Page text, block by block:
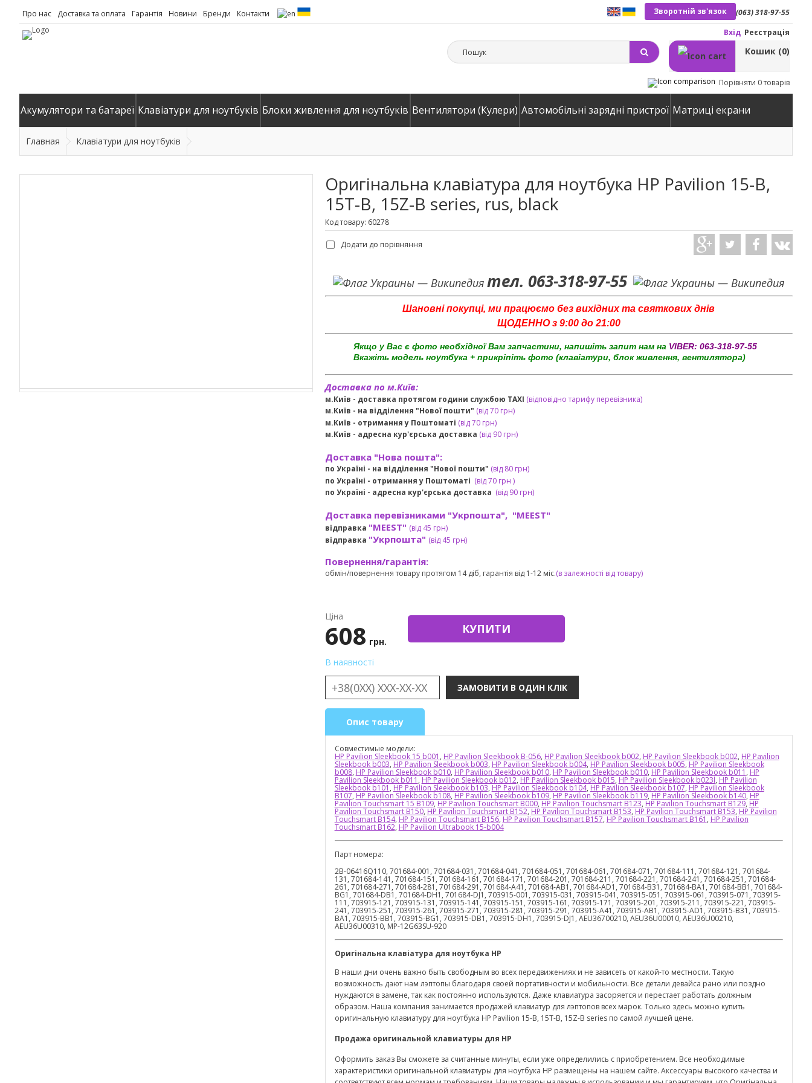
Про нас Доставка та оплата Гарантія Новини Бренди Контакти (063) 318-97-55
Зворотній зв'язок
Вхід Реєстрація
Кошик (0)
Порівняти 0 товарів
Акумулятори та батареї Клавіатури для ноутбуків Блоки живлення для ноутбуків Вентилятори (Кулери) Автомобільні зарядні пристрої Матриці екрани
Главная Клавіатури для ноутбуків
Оригінальна клавіатура для ноутбука HP Pavilion 15-B,
15T-B, 15Z-B series, rus, black
Код товару: 60278
Додати до порівняння
тел. 063-318-97-55
Шановні покупці, ми працюємо без вихідних та святкових днів
ЩОДЕННО з 9:00 до 21:00
Якщо у Вас є фото необхідної Вам запчастини, напишіть запит нам на VIBER: 063-318-97-55
Вкажіть модель ноутбука + прикріпіть фото (клавіатури, блок живлення, вентилятора)
Доставка по м.Київ:
м.Київ - доставка протягом години службою TAXI (відповідно тарифу перевізника)
м.Київ - на відділення "Нової пошти" (від 70 грн)
м.Київ - отримання у Поштоматі (від 70 грн)
м.Київ - адресна кур'єрська доставка (від90 грн)
Доставка "Нова пошта":
по Україні - на відділення "Нової пошти" (від 80 грн)
по Україні - отримання у Поштоматі (від 70 грн )
по Україні - адресна кур'єрська доставка (від90 грн)
Доставка перевізниками "Укрпошта", "MEEST"
відправка "MEEST" (від 45 грн)
відправка "Укрпошта" (від 45 грн)
Повернення/гарантія:
обмін/повернення товару протягом 14 діб, гарантія від 1-12 міс.(в залежності від товару)
Ціна
608 грн.
В наявності
КУПИТИ
Опис товару
Совместимые модели:
HP Pavilion Sleekbook 15 b001 , HP Pavilion Sleekbook B-056, HP Pavilion Sleekbook b002, HP Pavilion Sleekbook b002, HP Pavilion
Sleekbook b003, HP Pavilion Sleekbook b003, HP Pavilion Sleekbook b004, HP Pavilion Sleekbook b005, HP Pavilion Sleekbook
b008, HP Pavilion Sleekbook b010, HP Pavilion Sleekbook b010, HP Pavilion Sleekbook b010, HP Pavilion Sleekbook b011 , HP
Pavilion Sleekbook b011 , HP Pavilion Sleekbook b012, HP Pavilion Sleekbook b015, HP Pavilion Sleekbook b023l, HP Pavilion
Sleekbook b101 , HP Pavilion Sleekbook b103, HP Pavilion Sleekbook b104, HP Pavilion Sleekbook b107, HP Pavilion Sleekbook
B107, HP Pavilion Sleekbook b108, HP Pavilion Sleekbook b109, HP Pavilion Sleekbook b119, HP Pavilion Sleekbook b140, HP
Pavilion Touchsmart 15 B109, HP Pavilion Touchsmart B000, HP Pavilion Touchsmart B123, HP Pavilion Touchsmart B129, HP
Pavilion Touchsmart B150, HP Pavilion Touchsmart B152, HP Pavilion Touchsmart B153, HP Pavilion Touchsmart B153, HP Pavilion
Touchsmart B154, HP Pavilion Touchsmart B156, HP Pavilion Touchsmart B157, HP Pavilion Touchsmart B161 , HP Pavilion
Touchsmart B162, HP Pavilion Ultrabook 15-b004
Парт номера:
2B-06416Q110, 701684-001, 701684-031, 701684-041, 701684-051, 701684-061, 701684-071, 701684-111, 701684-121, 701684-
131, 701684-141, 701684-151, 701684-161, 701684-171, 701684-201, 701684-211, 701684-221, 701684-241, 701684-251, 701684-
261, 701684-271, 701684-281, 701684-291, 701684-A41, 701684-AB1, 701684-AD1, 701684-B31, 701684-BA1, 701684-BB1, 701684-
BG1, 701684-DB1, 701684-DH1, 701684-DJ1, 703915-001, 703915-031, 703915-041, 703915-051, 703915-061, 703915-071, 703915-
111, 703915-121, 703915-131, 703915-141, 703915-151, 703915-161, 703915-171, 703915-201, 703915-211, 703915-221, 703915-
241, 703915-251, 703915-261, 703915-271, 703915-281, 703915-291, 703915-A41, 703915-AB1, 703915-AD1, 703915-B31, 703915-
BA1, 703915-BB1, 703915-BG1, 703915-DB1, 703915-DH1, 703915-DJ1, AEU36700210, AEU36U00010, AEU36U00210,
AEU36U00310, MP-12G63SU-920
Оригінальна клавіатура для ноутбука HP
В наши дни очень важно быть свободным во всех передвижениях и не зависеть от какой-то местности. Такую
возможность дают нам лэптопы благодаря своей портативности и мобильности. Все детали девайса рано или поздно
нуждаются в замене, так как постоянно используются. Даже клавиатура засоряется и перестает работать должным
образом. Наша компания занимается продажей клавиатур для лэптопов всех марок. Только здесь можно купить
оригинальную клавиатуру для ноутбука HP Pavilion 15-B, 15T-B, 15Z-B series по самой лучшей цене.
Продажа оригинальной клавиатуры для HP
Оформить заказ Вы сможете за считанные минуты, если уже определились с приобретением. Все необходимые
характеристики оригинальной клавиатуры для ноутбука HP размещены на нашем сайте. Аксессуары высокого качества и